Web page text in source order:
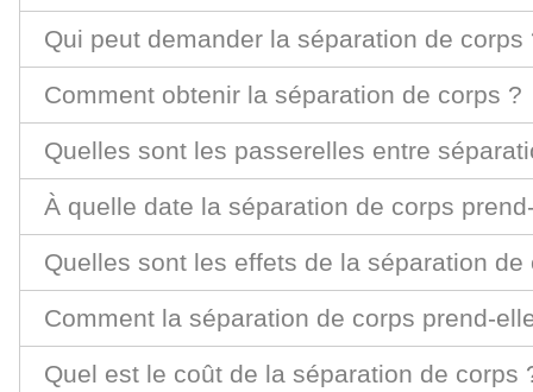
Qui peut demander la séparation de corps
Comment obtenir la séparation de corps ?
Quelles sont les passerelles entre
À quelle date la séparation de corps
Quelles sont les effets de la séparation de
Comment la séparation de corps prend-
Quel est le coût de la séparation de corps